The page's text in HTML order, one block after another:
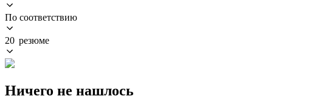
По соответствию
20 резюме
Ничего не нашлось